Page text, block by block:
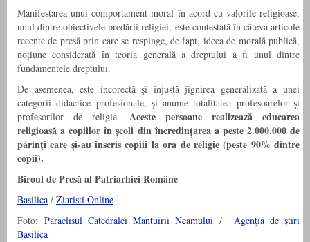
Manifestarea unui comportament moral în acord cu valorile religioase,
unul dintre obiectivele predării religiei, este contestată în câteva articole
recente de presă prin care se respinge, de fapt, ideea de morală publică,
noțiune considerată în teoria generală a dreptului a fi unul dintre
fundamentele dreptului.
De asemenea, este incorectă şi injustă jignirea generalizată a unei
categorii didactice profesionale, şi anume totalitatea profesoarelor şi
profesorilor de religie.
Aceste persoane realizează educarea
religioasă a copiilor în școli din încredințarea a peste 2.000.000 de
părinți care și-au înscris copiii la ora de religie (peste 90% dintre
copii).
Biroul de Presă al Patriarhiei Române
Basilica / Ziaristi Online
Foto: Paraclisul Catedralei Mantuirii Neamului / Agenția de știri
Basilica